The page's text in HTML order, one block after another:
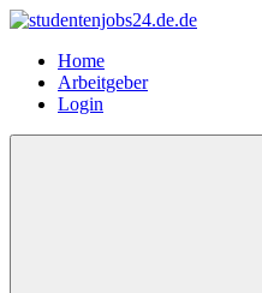
Home
Arbeitgeber
Login